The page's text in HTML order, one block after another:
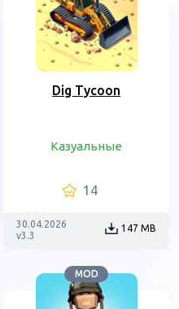
Dig Tycoon
Казуальные
14
30.04.2026
v3.3
147 MB
MOD